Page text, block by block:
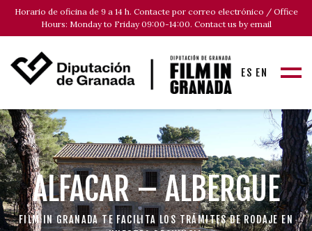
Horario de oficina de 9 a 14 h. Contacte por correo electrónico / Office
Hours: Monday to Friday 09:00-14:00. Contact us by email
ES EN
ALFACAR – ALBERGUE
FILM IN GRANADA TE FACILITA LOS TRÁMITES DE RODAJE EN